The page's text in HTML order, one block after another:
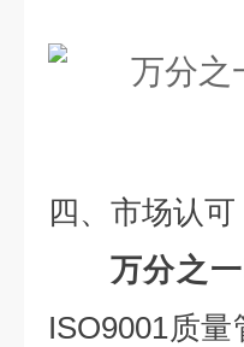
四、市场认
万分之
ISO9001质